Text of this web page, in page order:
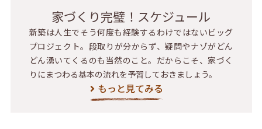
家づくり完璧！スケジュール
新築は人生でそう何度も経験するわけではないビッグ
プロジェクト。段取りが分からず、疑問やナゾがどん
どん湧いてくるのも当然のこと。だからこそ、家づく
りにまつわる基本の流れを予習しておきましょう。
もっと見てみる